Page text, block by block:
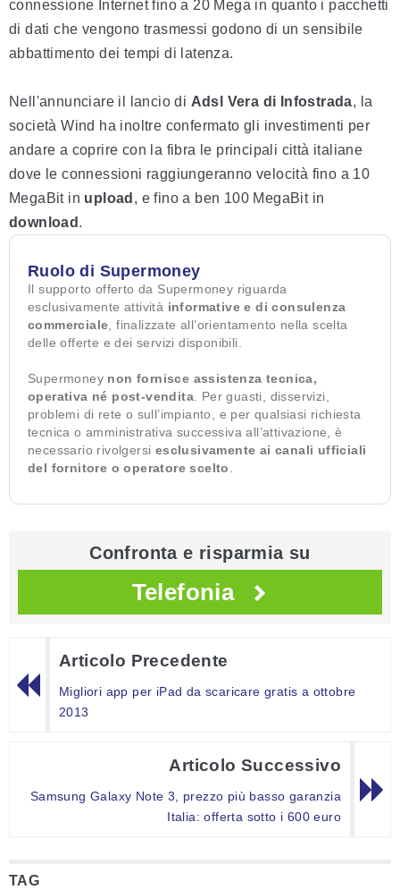
connessione Internet fino a 20 Mega in quanto i pacchetti
di dati che vengono trasmessi godono di un sensibile
abbattimento dei tempi di latenza.
Nell'annunciare il lancio di Adsl Vera di Infostrada, la
società Wind ha inoltre confermato gli investimenti per
andare a coprire con la fibra le principali città italiane
dove le connessioni raggiungeranno velocità fino a 10
MegaBit in upload , e fino a ben 100 MegaBit in
download .
Ruolo di Supermoney
Il supporto offerto da Supermoney riguarda
esclusivamente attività informative e di consulenza
commerciale , finalizzate all’orientamento nella scelta
delle offerte e dei servizi disponibili.
Supermoney non fornisce assistenza tecnica,
operativa né post-vendita . Per guasti, disservizi,
problemi di rete o sull’impianto, e per qualsiasi richiesta
tecnica o amministrativa successiva all’attivazione, è
necessario rivolgersi esclusivamente ai canali ufficiali
del fornitore o operatore scelto
Confronta e risparmia su
Telefonia
Articolo Precedente
Migliori app per iPad da scaricare gratis a ottobre
2013
Articolo Successivo
Samsung Galaxy Note 3, prezzo più basso garanzia
Italia: offerta sotto i 600 euro
TAG